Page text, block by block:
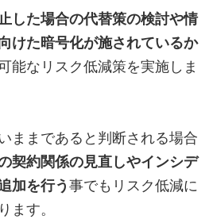
した場合の代替策の検討や情
けた暗号化が施されているか
能なリスク低減策を実施しま
ままであると判断される場合
契約関係の見直しやインシデ
加を行う 事でもリスク低減に
ます。